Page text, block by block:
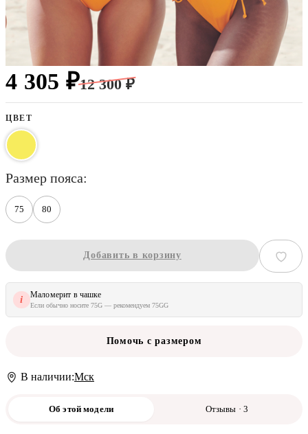
4 305 ₽12 300 ₽
ЦВЕТ
размер пояса
75 80
Добавить в корзину
i Маломерит в чашке
Если обычно носите 75G — рекомендуем 75GG
Помочь с размером
В наличии:Мск
Об этой модели Отзывы · 3